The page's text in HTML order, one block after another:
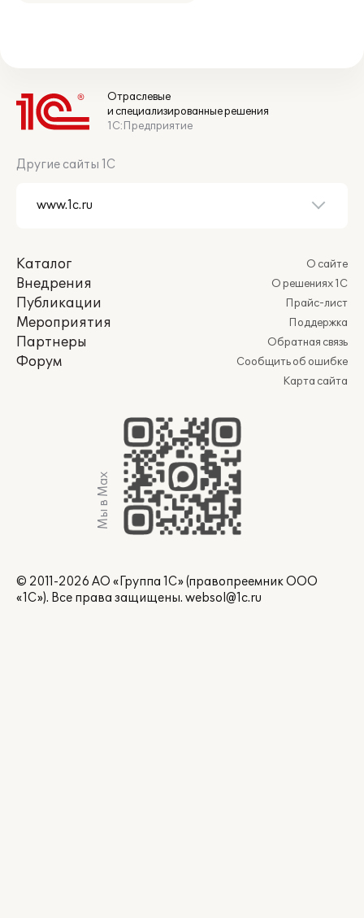
Отраслевые
и специализированные решения
1С:Предприятие
Другие сайты 1С
Каталог
Внедрения
Публикации
Мероприятия
Партнеры
Форум
О сайте
О решениях 1С
Прайс-лист
Поддержка
Обратная связь
Сообщить об ошибке
Карта сайта
Мы в Max
© 2011-2026 АО «Группа 1С» (правопреемник ООО
«1С»). Все права защищены. websol@1c.ru